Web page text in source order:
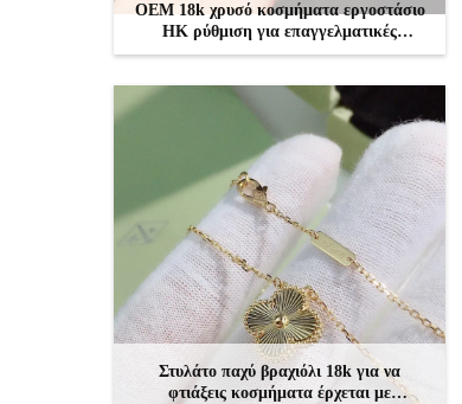
OEM 18k χρυσό κοσμήματα εργοστάσιο
HK ρύθμιση για επαγγελματικές
ρυθμίσεις
Στυλάτο παχύ βραχιόλι 18k για να
φτιάξεις κοσμήματα έρχεται με